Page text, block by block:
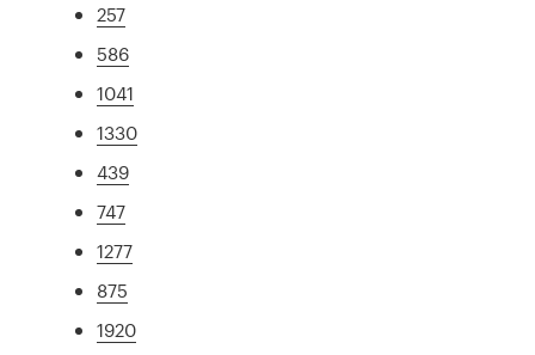
257
586
1041
1330
439
747
1277
875
1920